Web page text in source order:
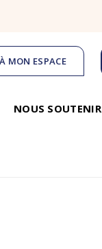
MON ESPACE
NOUS SOUTENIR